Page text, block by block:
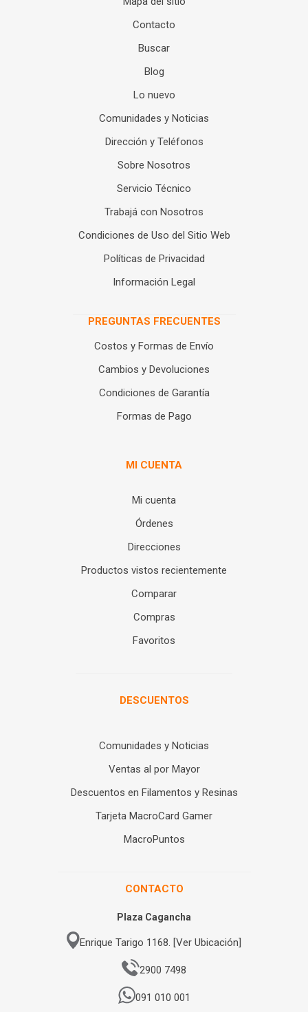
Contacto
Buscar
Blog
Lo nuevo
Comunidades y Noticias
Dirección y Teléfonos
Sobre Nosotros
Servicio Técnico
Trabajá con Nosotros
Condiciones de Uso del Sitio Web
Políticas de Privacidad
Información Legal
PREGUNTAS FRECUENTES
Costos y Formas de Envío
Cambios y Devoluciones
Condiciones de Garantía
Formas de Pago
MI CUENTA
Mi cuenta
Órdenes
Direcciones
Productos vistos recientemente
Comparar
Compras
Favoritos
DESCUENTOS
Comunidades y Noticias
Ventas al por Mayor
Descuentos en Filamentos y Resinas
Tarjeta MacroCard Gamer
MacroPuntos
CONTACTO
Plaza Cagancha
Enrique Tarigo 1168. [Ver Ubicación]
2900 7498
091 010 001